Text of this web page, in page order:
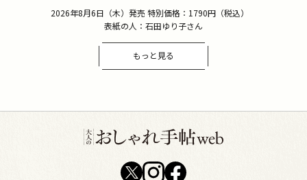
2026年8月6日（木）発売 特別価格：1790円（税込）
表紙の人：石田ゆり子さん
もっと見る